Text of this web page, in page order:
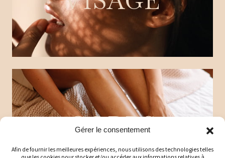
Gérer le consentement
Afin de fournir les meilleures expériences, nous utilisons des technologies telles
CORPS